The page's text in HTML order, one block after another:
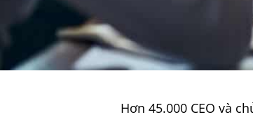
Hơn 45.000 CEO và